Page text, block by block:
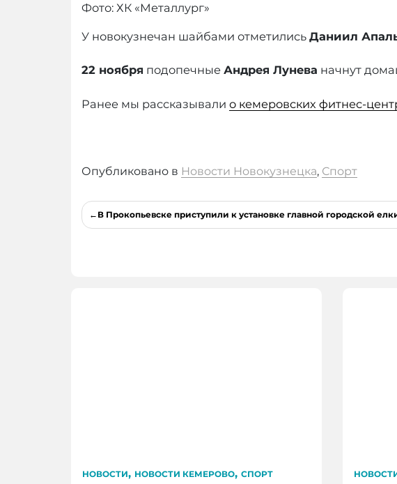
Фото: ХК «Металлург»
У новокузнечан шайбами отметились Даниил
22 ноября подопечные Андрея Лунева начнут
Ранее мы рассказывали о кемеровских фитнес-
Опубликовано в Новости Новокузнецка, Спорт
Навигация
по
В Прокопьевске приступили к установке главной городской
НОВОСТИ, НОВОСТИ КЕМЕРОВО, СПОРТ